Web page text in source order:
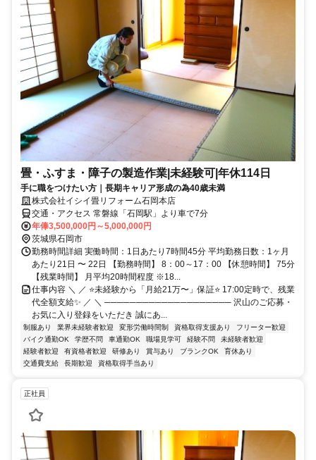
畳・ふすま・障子の製造作業|未経験可|年休114日
手に職をつけたい方｜長期キャリア形成の為40歳未満
株式会社イシイ畳リフォーム石岡本店
交通・アクセス 常磐線「石岡駅」より車で7分
年俸3,500,000円～5,000,000円
茨城県石岡市
勤務時間詳細 実働時間：1日あたり7時間45分 平均勤務日数：1ヶ月
あたり21日 〜 22日 【勤務時間】 8：00～17：00 【休憩時間】 75分
【残業時間】 月平均20時間程度 ※18...
仕事内容 ＼ ／ ⭐未経験から「月給21万〜」保証⭐ 17:00定時で、残業
代全額支給✨ ／ ＼ ──────────────────── 沢山のご応募・
お気に入り登録をいただき 誠にあ...
制服あり 業界未経験者歓迎 変形労働時間制 資格取得支援あり
フリーター歓迎
バイク通勤OK
学歴不問 車通勤OK 職場見学可 経験不問
未経験者歓迎
経験者歓迎
有資格者歓迎 研修あり 賞与あり ブランクOK
育休あり
交通費支給
長期歓迎 資格取得手当あり
正社員